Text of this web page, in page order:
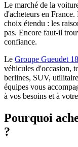
Le marché de la
d'acheteurs en
choix étendu : les
pas. Encore faut-il
confiance.
Le Groupe Gueudet
véhicules d'occasion,
berlines, SUV,
équipes vous
à vos besoins et à
Pourquoi
?